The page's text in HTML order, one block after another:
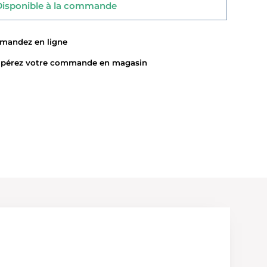
à la commande
en ligne
votre commande en magasin